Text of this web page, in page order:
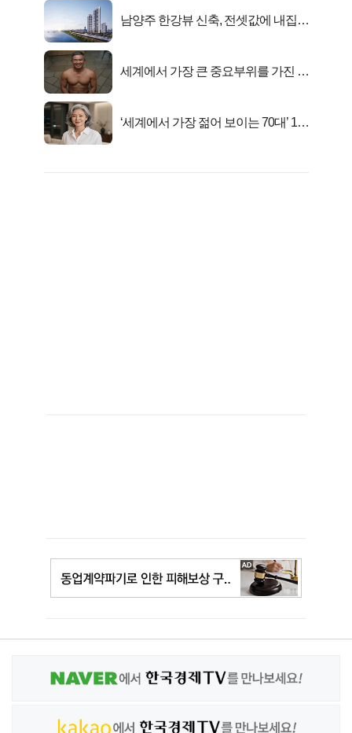
남양주 한강뷰 신축, 전셋값에 내집마
세계에서 가장 큰 중요부위를 가진 남
‘세계에서 가장 젊어 보이는 70대’ 1위